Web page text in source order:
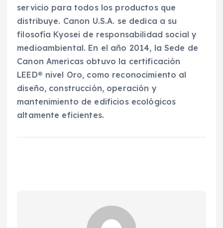
servicio para todos los productos que
distribuye. Canon U.S.A. se dedica a su
filosofía Kyosei de responsabilidad social y
medioambiental. En el año 2014, la Sede de
Canon Americas obtuvo la certificación
LEED® nivel Oro, como reconocimiento al
diseño, construcción, operación y
mantenimiento de edificios ecológicos
altamente eficientes.